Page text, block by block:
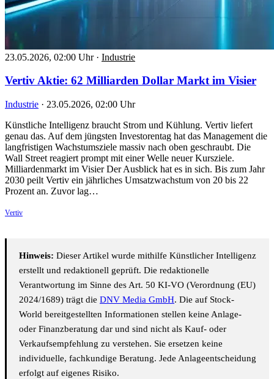
23.05.2026, 02:00 Uhr · Industrie
Vertiv Aktie: 62 Milliarden Dollar Markt im Visier
Industrie · 23.05.2026, 02:00 Uhr
Künstliche Intelligenz braucht Strom und Kühlung. Vertiv liefert
genau das. Auf dem jüngsten Investorentag hat das Management die
langfristigen Wachstumsziele massiv nach oben geschraubt. Die
Wall Street reagiert prompt mit einer Welle neuer Kursziele.
Milliardenmarkt im Visier Der Ausblick hat es in sich. Bis zum Jahr
2030 peilt Vertiv ein jährliches Umsatzwachstum von 20 bis 22
Prozent an. Zuvor lag…
Vertiv
Hinweis: Dieser Artikel wurde mithilfe Künstlicher Intelligenz
erstellt und redaktionell geprüft. Die redaktionelle
Verantwortung im Sinne des Art. 50 KI-VO (Verordnung (EU)
2024/1689) trägt die DNV Media GmbH. Die auf Stock-
World bereitgestellten Informationen stellen keine Anlage-
oder Finanzberatung dar und sind nicht als Kauf- oder
Verkaufsempfehlung zu verstehen. Sie ersetzen keine
individuelle, fachkundige Beratung. Jede Anlageentscheidung
erfolgt auf eigenes Risiko.